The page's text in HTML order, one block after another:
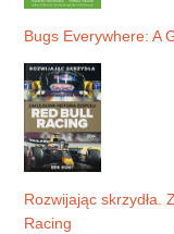
Bugs Everywhere: A
Rozwijając skrzydła.
Racing